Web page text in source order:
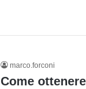
marco.forconi
Come